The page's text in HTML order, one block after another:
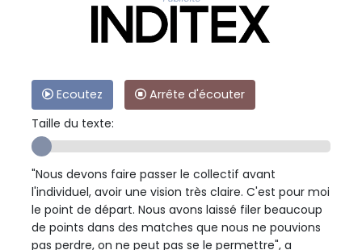
Ecoutez
Arrête d'écouter
Taille du texte:
"Nous devons faire passer le collectif avant
l'individuel, avoir une vision très claire. C'est pour moi
le point de départ. Nous avons laissé filer beaucoup
de points dans des matches que nous ne pouvions
pas perdre, on ne peut pas se le permettre", a